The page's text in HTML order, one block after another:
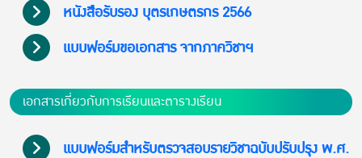
หนังสือรับรอง บุตรเกษตรกร 2566
แบบฟอร์มขอเอกสาร จากภาควิชาฯ
เอกสารเกี่ยวกับการเรียนและตารางเรียน
แบบฟอร์มสำหรับตรวจสอบรายวิชาฉบับปรับปรุง พ.ศ.